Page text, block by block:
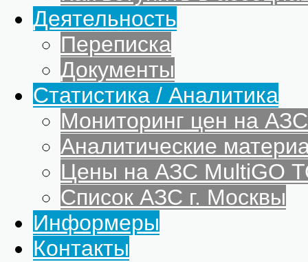
Деятельность
Переписка
Документы
Статистика / Аналитика
Мониторинг цен на
Аналитические
Цены на АЗС MultiGO
Список АЗС г. Москвы
Информеры
Контакты